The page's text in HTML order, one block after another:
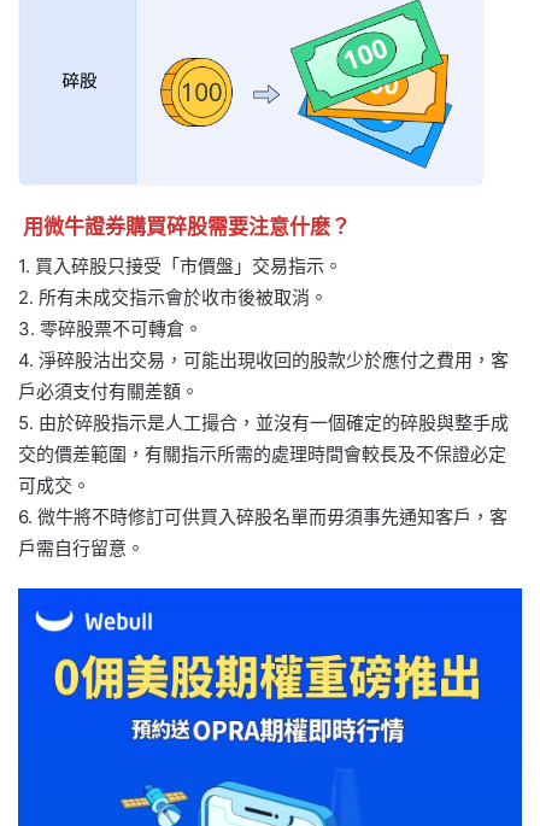
用微牛證券購買碎股需要注意什麽？
1. 買入碎股只接受「市價盤」交易指示。
2. 所有未成交指示會於收市後被取消。
3. 零碎股票不可轉倉。
4. 淨碎股沽出交易，可能出現收回的股款少於應付之費用，客
戶必須支付有關差額。
5. 由於碎股指示是人工撮合，並沒有一個確定的碎股與整手成
交的價差範圍，有關指示所需的處理時間會較長及不保證必定
可成交。
6. 微牛將不時修訂可供買入碎股名單而毋須事先通知客戶，客
戶需自行留意。